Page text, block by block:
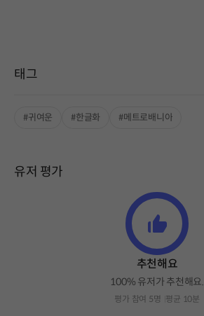
태그
#귀여운 #한글화 #메트로배니아
유저 평가
추천해요
100% 유저가 추천해요.
평가 참여 5명 평균 10분